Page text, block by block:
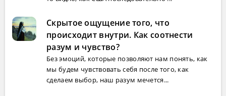
Скрытое ощущение того, что
происходит внутри. Как соотнести
разум и чувство?
Без эмоций, которые позволяют нам понять, как
мы будем чувствовать себя после того, как
сделаем выбор, наш разум мечется...